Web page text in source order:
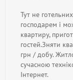
Тут не
господарем і
квартиру,
гостей.Зняти
грн / добу.
сучасною
Інтернет.